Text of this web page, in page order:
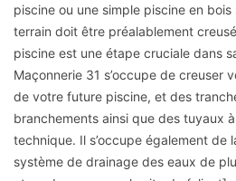
piscine ou une simple piscine en
terrain doit être préalablement
piscine est une étape cruciale dans
Maçonnerie 31 s’occupe de creuser
de votre future piscine, et des
branchements ainsi que des tuyaux
technique. Il s’occupe également de
système de drainage des eaux de